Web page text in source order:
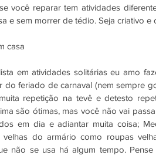
você reparar tem atividades
e sem morrer de tédio. Seja criativo e
casa
em atividades solitárias eu amo
do feriado de carnaval (nem sempre
repetição na tevê e detesto
são ótimas, mas você não vai
em dia e adiantar muita coisa;
do armário como roupas
não se usa há algum tempo.